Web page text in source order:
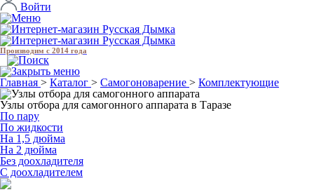
Войти
Производим с 2014 года
Главная > Каталог > Самогоноварение > Комплектующие
Узлы отбора для самогонного аппарата в Таразе
По пару
По жидкости
На 1,5 дюйма
На 2 дюйма
Без доохладителя
С доохладителем